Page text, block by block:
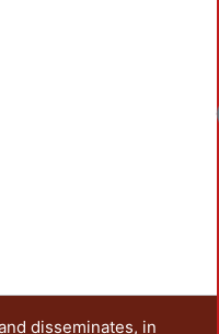
disseminates, in